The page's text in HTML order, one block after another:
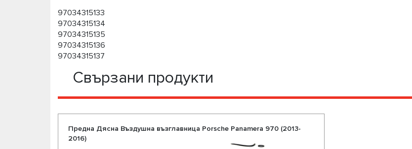
97034315133
97034315134
97034315135
97034315136
97034315137
Свързани продукти
Предна Дясна Въздушна възглавница Porsche Panamera 970 (2013-
2016)